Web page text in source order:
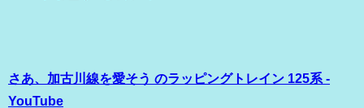
さあ、加古川線を愛そう のラッピングトレイン 125系 -
YouTube